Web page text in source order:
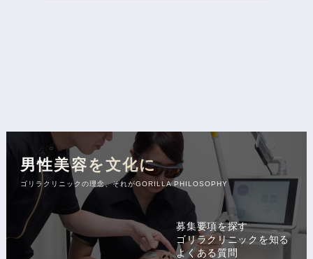
男性美容を文化に
ゴリラクリニックの理念、それがGORILLA PHILOSOPHY
募集要項を探す
ゴリラクリニックを知る
よくある質問